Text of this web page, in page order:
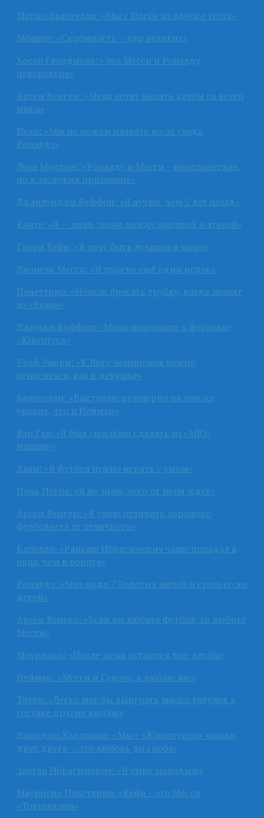
Марио Балотелли: «Мы с Погба из одного теста»
Мбаппе: «Скромность – дар великих»
Хосеп Гвардиола: «Эра Месси и Роналду
невероятна»
Арсен Венгер: «Меня хотят нанять клубы со всего
мира»
Иско: «Мы не можем плакать из-за ухода
Роналду»
Лука Модрич: «Роналду и Месси – инопланетяне,
но я заслужил признание»
Джанлуиджи Буффон: «Я лучше, чем 5 лет назад»
Канте: «Я — лишь звено между защитой и атакой»
Гарри Кейн: «Я хочу быть лучшим в мире»
Лионель Месси: «Я просто ещё один игрок»
Почеттино: «Нельзя бросать трубку, когда звонят
из «Реала»
Джиджи Буффон: «Меня похоронят в футболке
«Ювентуса»
Унай Эмери: «К Лиге чемпионов нужно
относиться, как к девушке»
Балотелли: «Выступаю примерно на том же
уровне, что и Неймар»
Ван Гал: «Я был способен сделать из «МЮ»
машину»
Хави: «В футбол нужно играть с умом»
Поль Погба: «Я не знаю, чего от меня ждут»
Арсен Венгер: «Я умею отличить хорошего
футболиста от отличного»
Капелло: «Раньше Ибрагимович чаще попадал в
окна, чем в ворота»
Роналду: «Мне надо 7 Золотых мячей и столько же
детей»
Арсен Венгер: «Если вы любите футбол, то любите
Месси»
Моуриньо: «После меня остаются топ-клубы»
Неймар: «Месси и Суарес, я люблю вас»
Тотти: «Легко мог бы выиграть много титулов в
составе других клубов»
Джорджо Кьеллини: «Мы с «Ювентусом» нашли
друг друга — это любовь до гроба»
Златан Ибрагимович: «Я умру молодым»
Маурисио Почеттино: «Кейн – это Месси
«Тоттенхэма»